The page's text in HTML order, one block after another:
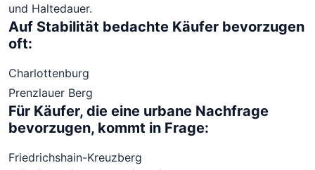
und Haltedauer.
Auf Stabilität bedachte Käufer bevorzugen
oft:
Charlottenburg
Prenzlauer Berg
Für Käufer, die eine urbane Nachfrage
bevorzugen, kommt in Frage:
Friedrichshain-Kreuzberg